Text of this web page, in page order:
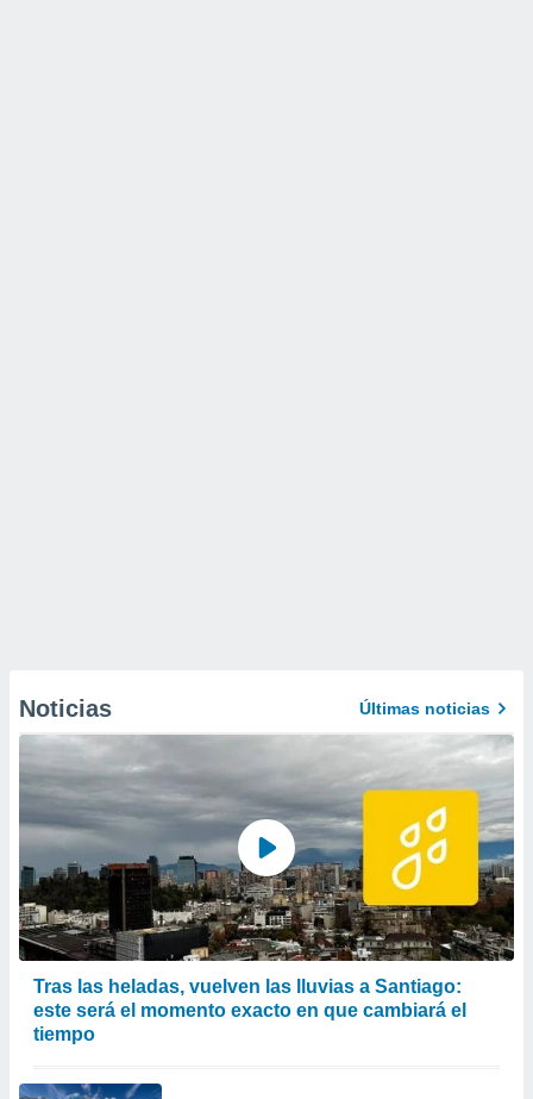
Noticias Últimas noticias
Tras las heladas, vuelven las lluvias a Santiago:
este será el momento exacto en que cambiará el
tiempo